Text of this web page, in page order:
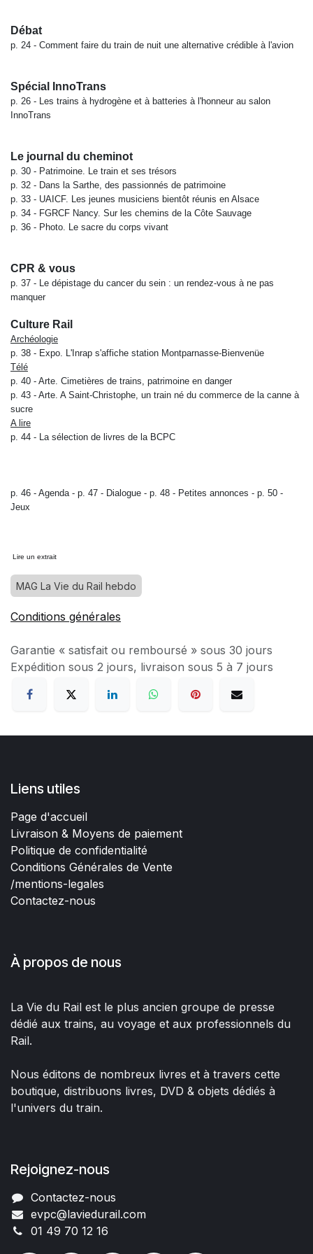
Débat
p. 24 - Comment faire du train de nuit une alternative crédible à l'avion
Spécial InnoTrans
p. 26 -
Les trains à hydrogène et à batteries à l'honneur au salon
InnoTrans
Le journal du cheminot
p. 30 - Patrimoine. Le train et ses trésors
p. 32 - Dans la Sarthe, des passionnés de patrimoine
p. 33 - UAICF. Les jeunes musiciens bientôt réunis en Alsace
p. 34 - FGRCF Nancy. Sur les chemins de la Côte Sauvage
p. 36 - Photo. Le sacre du corps vivant
CPR & vous
p. 37 -
Le dépistage du cancer du sein : un rendez-vous à ne pas
manquer
Culture Rail
Archéologie
p. 38 - Expo. L'Inrap s'affiche station Montparnasse-Bienvenüe
Télé
p. 40 - Arte. Cimetières de trains, patrimoine en danger
p. 43 - Arte. A Saint-Christophe, un train né du commerce de la canne à
sucre
A lire
p. 44 -
La sélection de livres de la BCPC
p. 46 - Agenda - p. 47 - Dialogue - p. 48 - Petites annonces - p. 50 -
Jeux
Lire un extrait
MAG La Vie du Rail hebdo
Conditions générales
Garantie « satisfait ou remboursé » sous 30 jours
Expédition sous 2 jours, livraison sous 5 à 7 jours
Liens utiles
Page d'accueil
Livraison & Moyens de paiement
Politique de confidentialité
Conditions Générales de Vente
/mentions-legales
Contactez-nous
À propos de nous
La Vie du Rail est le plus ancien groupe de presse
dédié aux trains, au voyage et aux professionnels du
Rail.
Nous éditons de nombreux livres et à travers cette
boutique, distribuons livres, DVD & objets dédiés à
l'univers du train.
Rejoignez-nous
Contactez-nous
evpc@laviedurail.com
01 49 70 12 16